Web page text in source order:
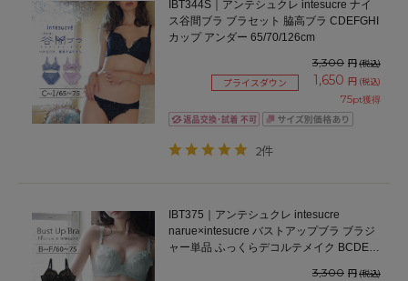
IBT344S｜アンテシュクレ intesucre ナイ
ス谷間ブラ ブラセット 脇高ブラ CDEFGHI
カップ アンダー 65/70/126cm
3,300 円(税込)
プライスダウン 1,650 円 (税込)
75pt獲得
2件
IBT375｜アンテシュクレ intesucre
narue×intesucre バストアップブラ ブラジ
ャー単品 ふっくらデコルテメイク BCDEF
3,300 円(税込)